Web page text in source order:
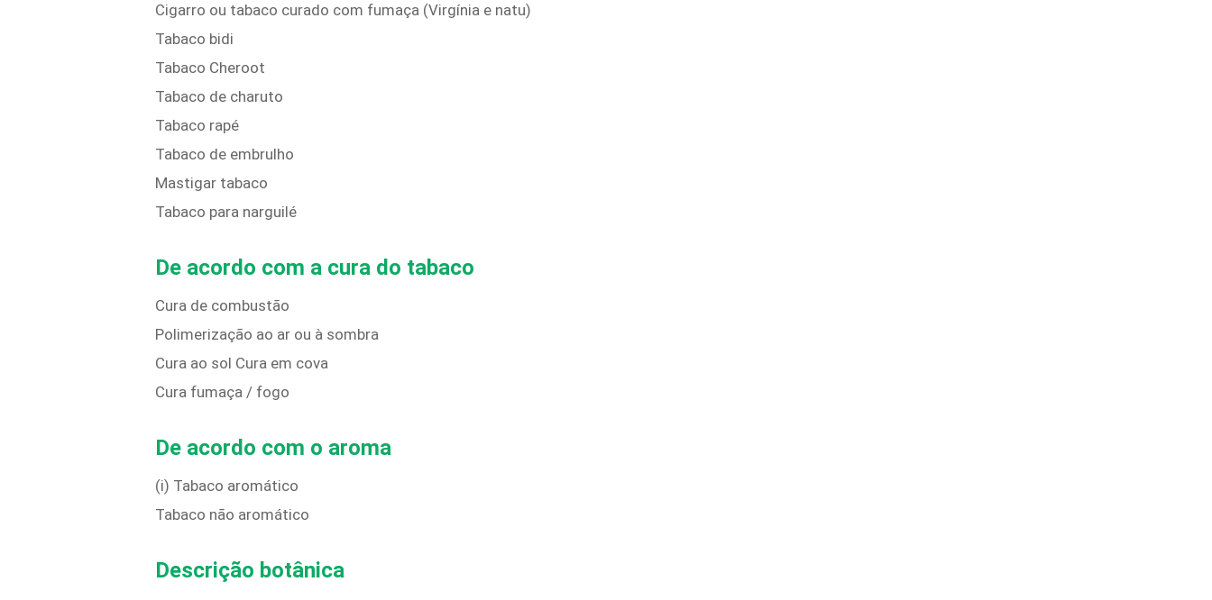
Cigarro ou tabaco curado com fumaça (Virgínia e natu)
Tabaco bidi
Tabaco Cheroot
Tabaco de charuto
Tabaco rapé
Tabaco de embrulho
Mastigar tabaco
Tabaco para narguilé
De acordo com a cura do tabaco
Cura de combustão
Polimerização ao ar ou à sombra
Cura ao sol Cura em cova
Cura fumaça / fogo
De acordo com o aroma
(i) Tabaco aromático
Tabaco não aromático
Descrição botânica